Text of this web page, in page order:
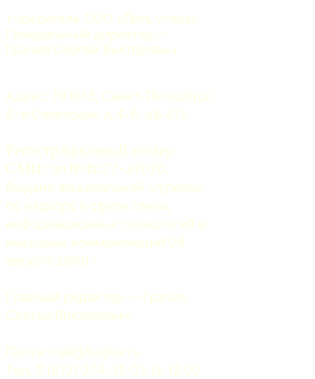
Учредитель ООО «Пять углов».
Генеральный директор —
Грачев Сергей Викторович
Адрес: 191015, Санкт-Петербург,
9-я Советская, д.4-6, оф.415
Регистрационный номер
СМИ: Эл №ФС77-37070.
Выдано Федеральной службой
по надзору в сфере связи,
информационных технологий и
массовых коммуникаций 06
августа 2009 г.
Главный редактор — Грачев
Сергей Викторович.
Почта: mail@5uglov.ru
Тел. 8 (812) 274-35-25 (c 12.00